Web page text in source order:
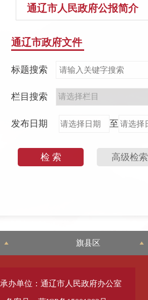
通辽市人民政府公报简介
通辽市政府文件
标题搜索
栏目搜索
发布日期 至
检 索 高级检索
旗县区
承办单位：通辽市人民政府办公室